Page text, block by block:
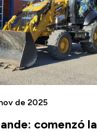
comenzó la
de 2025